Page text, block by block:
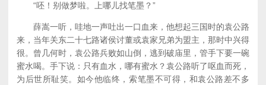
“呸！别做梦啦。上哪儿找笔墨？”
薛嵩一听，哇地一声吐出一口血来，他想起三国时的袁公路
来，当年关东二十七路诸侯讨董或袁家兄弟为盟主，那时中兴得
很。曾几何时，袁公路兵败如山倒，逃到破庙里，管手下要一碗
蜜水喝。手下说：只有血水，哪有蜜水？袁公路听了呕血而死，
为后世所耻笑。如今他临终，索笔墨不可得，和袁公路差不多